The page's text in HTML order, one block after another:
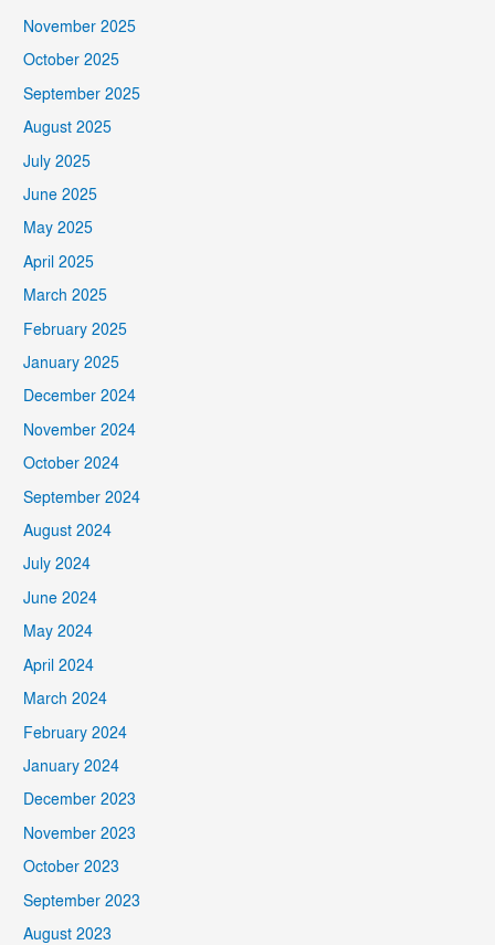
November 2025
October 2025
September 2025
August 2025
July 2025
June 2025
May 2025
April 2025
March 2025
February 2025
January 2025
December 2024
November 2024
October 2024
September 2024
August 2024
July 2024
June 2024
May 2024
April 2024
March 2024
February 2024
January 2024
December 2023
November 2023
October 2023
September 2023
August 2023